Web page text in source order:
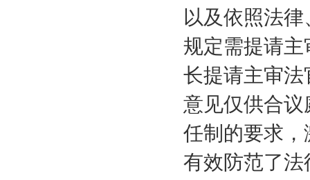
以及依照法
规定需提请
长提请主审
意见仅供合
任制的要求
有效防范了